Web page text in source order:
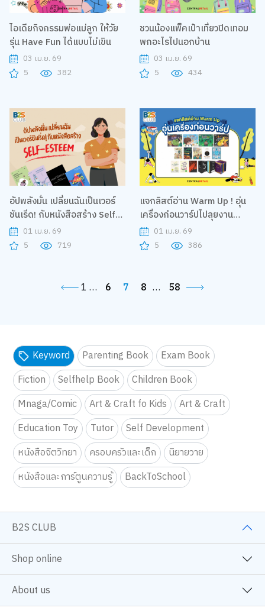
ไอเดียกิจกรรมพ่อแม่ลูก ให้วัย
รุ่น Have Fun ได้แบบไม่เขิน
03 เม.ย. 69
5
382
ชวนน้องแพ็คเป๋าเที่ยวปิดเทอม
พกอะไรไปนอกบ้าน
03 เม.ย. 69
5
434
อัปพลังมั่น เปลี่ยนฉันเป็นเวอร์
ชันเริ่ด! กับหนังสือสร้าง Self-
esteem01 เม.ย. 69
5
719
แจกลิสต์อ่าน Warm Up ! อุ่น
เครื่องก่อนวาร์ปไปลุยงาน
หนังสือ01 เม.ย. 69
5
386
1 … 6 7 8 … 58
Keyword Parenting Book
Exam Book
Fiction
Selfhelp Book
Children Book
Mnaga/Comic
Art & Craft fo Kids
Art & Craft
Education Toy
Tutor
Self Development
หนังสือจิตวิทยา
ครอบครัวและเด็ก
นิยายวาย
หนังสือและการ์ตูนความรู้
BackToSchool
B2S CLUB
Shop online
About us